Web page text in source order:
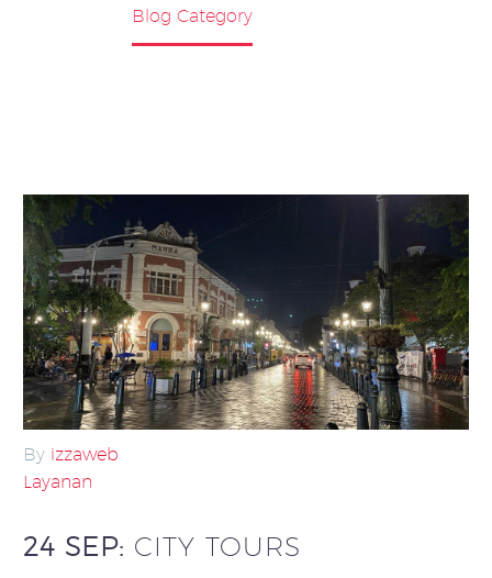
Blog Category
By izzaweb
Layanan
24 SEP: CITY TOURS